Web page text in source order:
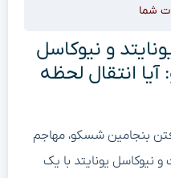
شما
و نیوکاسل
انتقال لحظه
بنجامین شسکو، مهاجم
نیوکاسل یونایتد با یک